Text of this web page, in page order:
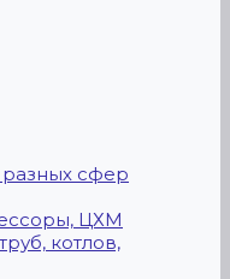
сфер
ЦХМ
котлов,